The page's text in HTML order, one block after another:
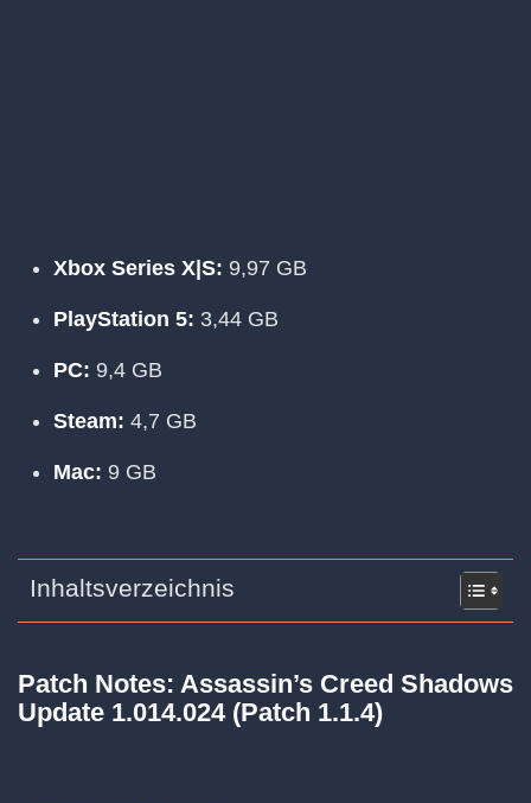
Xbox Series X|S: 9,97 GB
PlayStation 5: 3,44 GB
PC: 9,4 GB
Steam: 4,7 GB
Mac: 9 GB
Inhaltsverzeichnis
Patch Notes: Assassin’s Creed Shadows
Update 1.014.024 (Patch 1.1.4)